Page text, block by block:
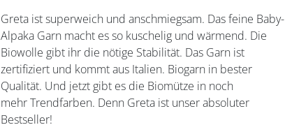
Greta ist superweich und anschmiegsam. Das feine Baby-
Alpaka Garn macht es so kuschelig und wärmend. Die
Biowolle gibt ihr die nötige Stabilität. Das Garn ist
zertifiziert und kommt aus Italien. Biogarn in bester
Qualität. Und jetzt gibt es die Biomütze in noch
mehr Trendfarben. Denn Greta ist unser absoluter
Bestseller!